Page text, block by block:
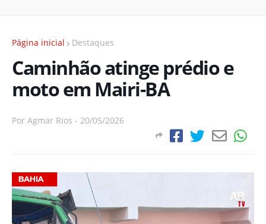
Página inicial Destaques
Caminhão atinge prédio e
moto em Mairi-BA
Por Agmar Rios - 20/05/2026